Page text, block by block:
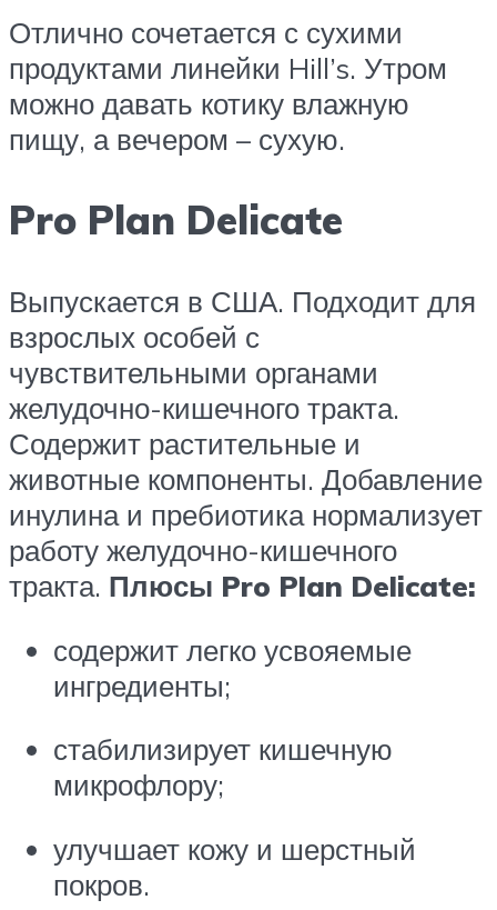
Отлично сочетается с сухими
продуктами линейки Hill’s. Утром
можно давать котику влажную
пищу, а вечером – сухую.
Pro Plan Delicate
Выпускается в США. Подходит для
взрослых особей с
чувствительными органами
желудочно-кишечного тракта.
Содержит растительные и
животные компоненты. Добавление
инулина и пребиотика нормализует
работу желудочно-кишечного
тракта. Плюсы Pro Plan Delicate:
содержит легко усвояемые
ингредиенты;
стабилизирует кишечную
микрофлору;
улучшает кожу и шерстный
покров.